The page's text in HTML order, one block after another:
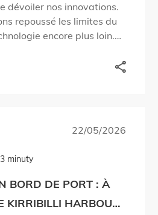
dévoiler nos innovations.
repoussé les limites du
encore plus loin.
22/05/2026
minuty
BORD DE PORT : À
KIRRIBILLI HARBOUR